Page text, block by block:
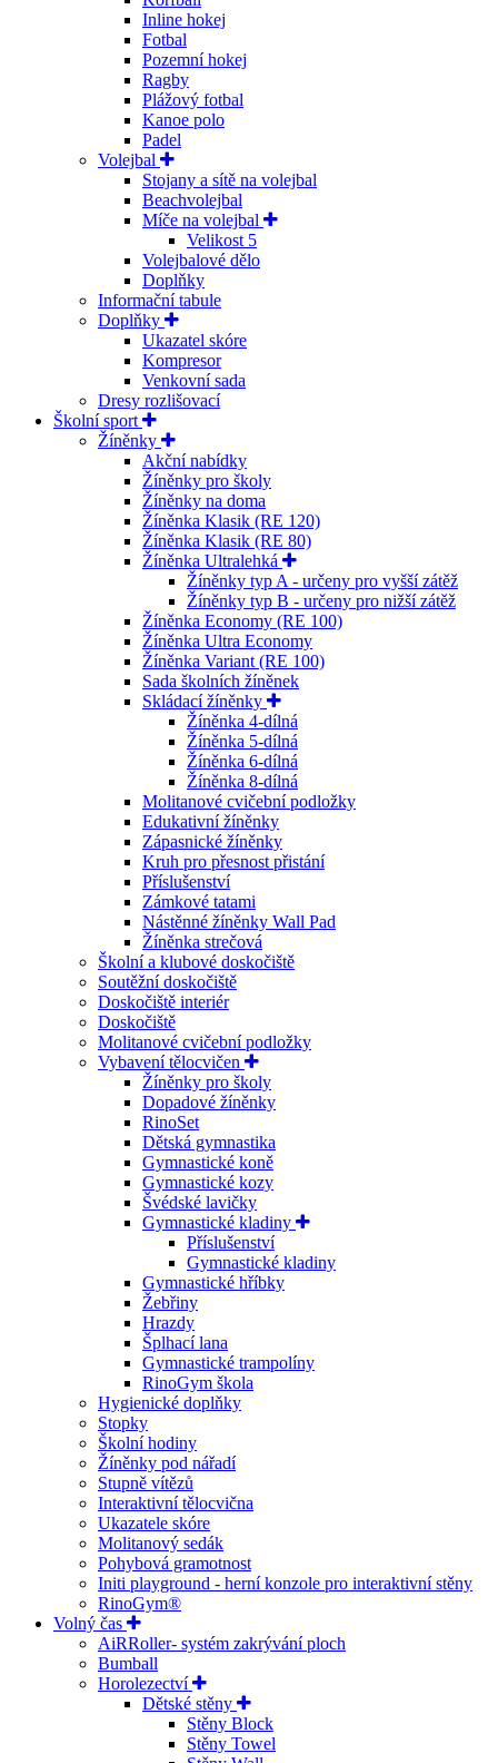
Inline hokej
Fotbal
Pozemní hokej
Ragby
Plážový fotbal
Kanoe polo
Padel
Volejbal
Stojany a sítě na volejbal
Beachvolejbal
Míče na volejbal
Velikost 5
Volejbalové dělo
Doplňky
Informační tabule
Doplňky
Ukazatel skóre
Kompresor
Venkovní sada
Dresy rozlišovací
Školní sport
Žíněnky
Akční nabídky
Žíněnky pro školy
Žíněnky na doma
Žíněnka Klasik (RE 120)
Žíněnka Klasik (RE 80)
Žíněnka Ultralehká
Žíněnky typ A - určeny pro vyšší zátěž
Žíněnky typ B - určeny pro nižší zátěž
Žíněnka Economy (RE 100)
Žíněnka Ultra Economy
Žíněnka Variant (RE 100)
Sada školních žíněnek
Skládací žíněnky
Žíněnka 4-dílná
Žíněnka 5-dílná
Žíněnka 6-dílná
Žíněnka 8-dílná
Molitanové cvičební podložky
Edukativní žíněnky
Zápasnické žíněnky
Kruh pro přesnost přistání
Příslušenství
Zámkové tatami
Nástěnné žíněnky Wall Pad
Žíněnka strečová
Školní a klubové doskočiště
Soutěžní doskočiště
Doskočiště interiér
Doskočiště
Molitanové cvičební podložky
Vybavení tělocvičen
Žíněnky pro školy
Dopadové žíněnky
RinoSet
Dětská gymnastika
Gymnastické koně
Gymnastické kozy
Švédské lavičky
Gymnastické kladiny
Příslušenství
Gymnastické kladiny
Gymnastické hříbky
Žebřiny
Hrazdy
Šplhací lana
Gymnastické trampolíny
RinoGym škola
Hygienické doplňky
Stopky
Školní hodiny
Žíněnky pod nářadí
Stupně vítězů
Interaktivní tělocvična
Ukazatele skóre
Molitanový sedák
Pohybová gramotnost
Initi playground - herní konzole pro interaktivní stěny
RinoGym®
Volný čas
AiRRoller- systém zakrývání ploch
Bumball
Horolezectví
Dětské stěny
Stěny Block
Stěny Towel